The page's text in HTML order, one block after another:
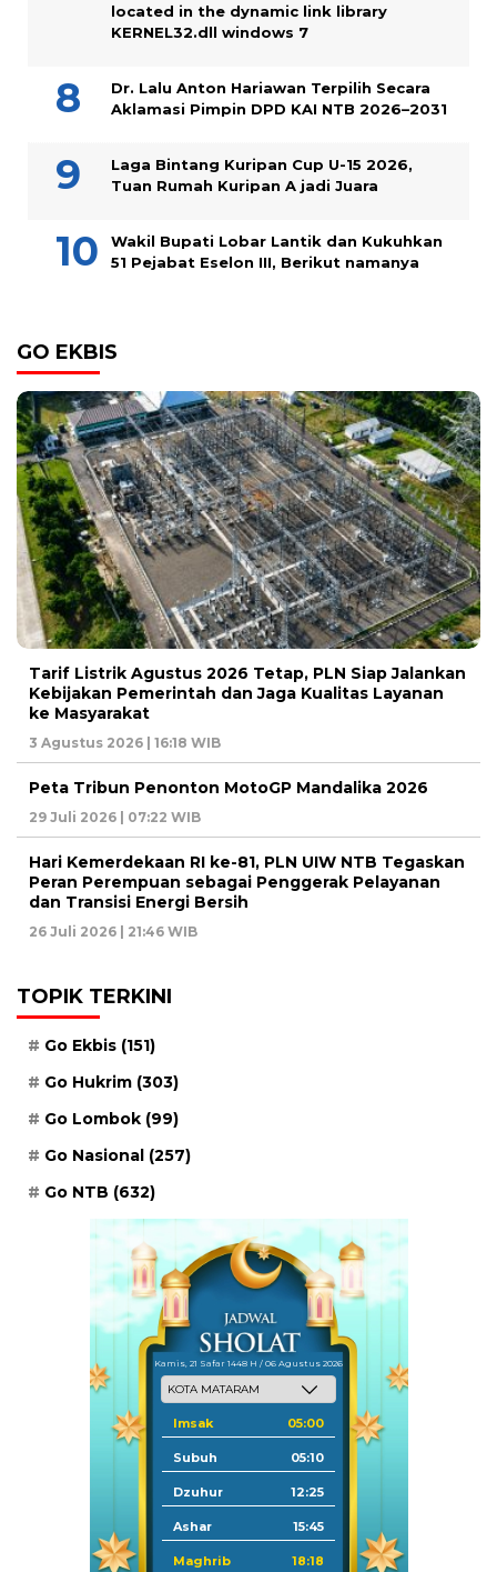
located in the dynamic link library
KERNEL32.dll windows 7
Dr. Lalu Anton Hariawan Terpilih Secara
Aklamasi Pimpin DPD KAI NTB 2026–2031
Laga Bintang Kuripan Cup U-15 2026,
Tuan Rumah Kuripan A jadi Juara
Wakil Bupati Lobar Lantik dan Kukuhkan
51 Pejabat Eselon III, Berikut namanya
GO EKBIS
Tarif Listrik Agustus 2026 Tetap, PLN Siap Jalankan
Kebijakan Pemerintah dan Jaga Kualitas Layanan
ke Masyarakat
3 Agustus 2026 | 16:18 WIB
Peta Tribun Penonton MotoGP Mandalika 2026
29 Juli 2026 | 07:22 WIB
Hari Kemerdekaan RI ke-81, PLN UIW NTB Tegaskan
Peran Perempuan sebagai Penggerak Pelayanan
dan Transisi Energi Bersih
26 Juli 2026 | 21:46 WIB
TOPIK TERKINI
Go Ekbis (151)
Go Hukrim (303)
Go Lombok (99)
Go Nasional (257)
Go NTB (632)
Kamis, 21 Safar 1448 H / 06 Agustus 2026
Imsak 05:00
Subuh 05:10
Dzuhur 12:25
Ashar 15:45
Maghrib 18:18